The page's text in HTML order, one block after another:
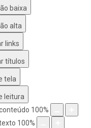
baixa
alta
links
títulos
tela
leitura
100%
100%